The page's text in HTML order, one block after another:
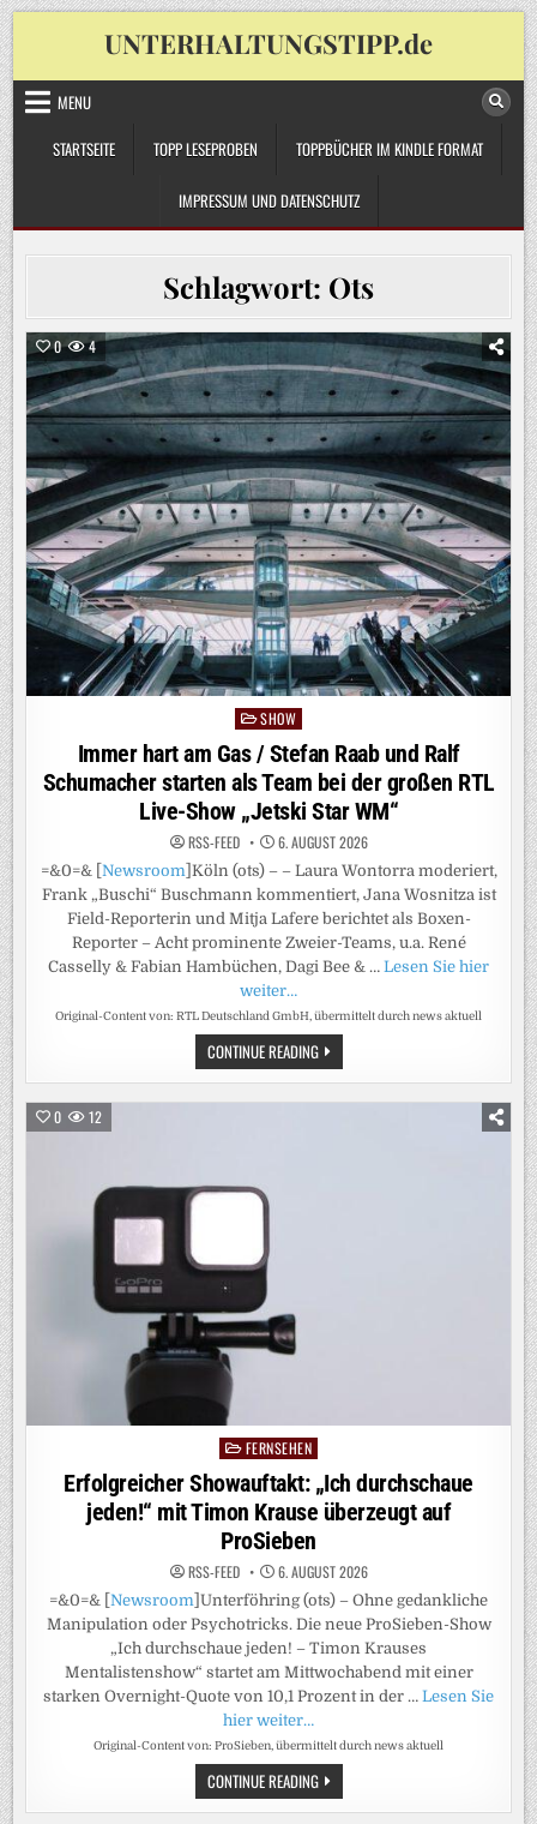
Skip
to
content
UNTERHALTUNGSTIPP.de
MENU
STARTSEITE
TOPP LESEPROBEN TOPPBÜCHER IM KINDLE FORMAT
IMPRESSUM UND DATENSCHUTZ
Schlagwort: Ots
0 4
Posted
SHOW
Immer hart am Gas / Stefan Raab und Ralf
Schumacher starten als Team bei der großen RTL
Live-Show „Jetski Star WM“
RSS-FEED 6. AUGUST 2026
=&0=& [Newsroom]Köln (ots) – – Laura Wontorra moderiert,
Frank „Buschi“ Buschmann kommentiert, Jana Wosnitza ist
Field-Reporterin und Mitja Lafere berichtet als Boxen-
Reporter – Acht prominente Zweier-Teams, u.a. René
Casselly & Fabian Hambüchen, Dagi Bee & … Lesen Sie hier
weiter…
Original-Content von: RTL Deutschland GmbH, übermittelt durch news aktuell
CONTINUE READINGIMMER
HART
AM
0 12
PostedFERNSEHEN
Erfolgreicher Showauftakt: „Ich durchschaue
jeden!“ mit Timon Krause überzeugt auf
ProSieben
RSS-FEED 6. AUGUST 2026
=&0=& [Newsroom]Unterföhring (ots) – Ohne gedankliche
Manipulation oder Psychotricks. Die neue ProSieben-Show
„Ich durchschaue jeden! – Timon Krauses
Mentalistenshow“ startet am Mittwochabend mit einer
starken Overnight-Quote von 10,1 Prozent in der … Lesen Sie
hier weiter…
Original-Content von: ProSieben, übermittelt durch news aktuell
CONTINUE READINGERFOLGREICHER
SHOWAUFTAKT:
„ICH